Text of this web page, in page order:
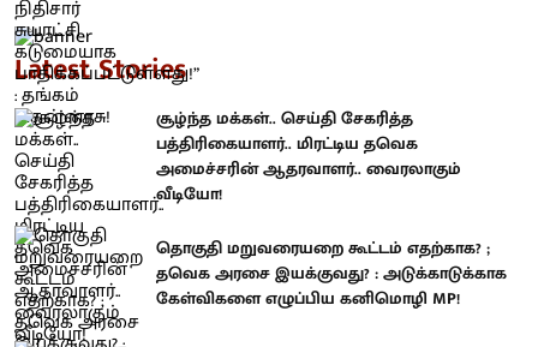
Latest Stories
சூழ்ந்த மக்கள்.. செய்தி சேகரித்த
பத்திரிகையாளர்.. மிரட்டிய தவெக
அமைச்சரின் ஆதரவாளர்.. வைரலாகும்
வீடியோ!
தொகுதி மறுவரையறை கூட்டம் எதற்காக? ;
தவெக அரசை இயக்குவது? : அடுக்காடுக்காக
கேள்விகளை எழுப்பிய கனிமொழி MP!